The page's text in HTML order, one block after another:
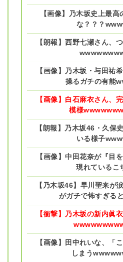
【画像】乃木坂史上最
な？？？
【朗報】西野七瀬さん、
【画像】乃木坂・与田祐
操るガチの有能
【画像】白石麻衣さん、
模様
【朗報】乃木坂46・久保
いる様子
【画像】中田花奈が『目
現れている
【乃木坂46】早川聖来が
がガチで怖すぎる
【衝撃】乃木坂の新内眞
【画像】田中れいな、「
しまう